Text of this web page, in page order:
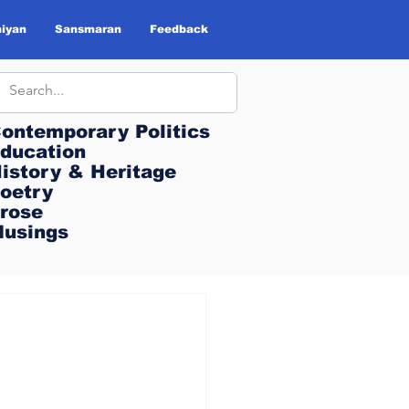
Sansmaran Feedback
Politics
& Heritage
Politics
& Heritage